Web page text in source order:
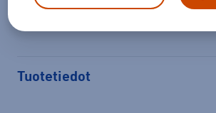
Tuotetiedot